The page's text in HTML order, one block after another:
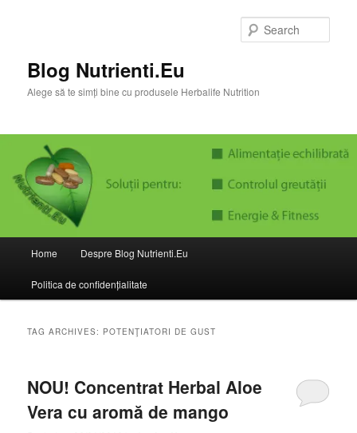
Blog Nutrienti.Eu
Alege să te simți bine cu produsele Herbalife Nutrition
Home Despre Blog Nutrienti.Eu
Politica de confidențialitate
TAG ARCHIVES: POTENŢIATORI DE GUST
NOU! Concentrat Herbal Aloe
Vera cu aromă de mango